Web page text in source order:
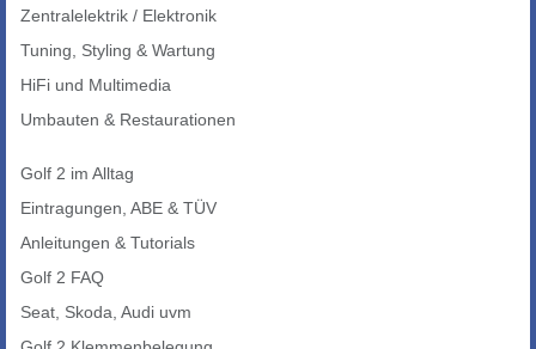
Zentralelektrik / Elektronik
Tuning, Styling & Wartung
HiFi und Multimedia
Umbauten & Restaurationen
Golf 2 im Alltag
Eintragungen, ABE & TÜV
Anleitungen & Tutorials
Golf 2 FAQ
Seat, Skoda, Audi uvm